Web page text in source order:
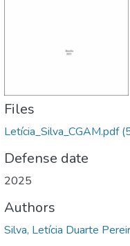
Files
Letícia_Silva_CGAM.pdf
Defense date
2025
Authors
Silva, Letícia Duarte